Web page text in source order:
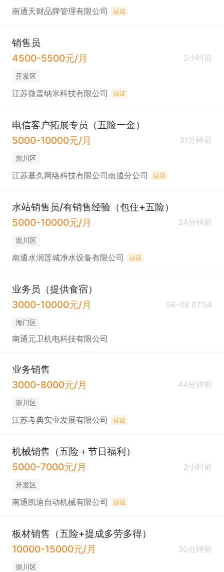
南通天财品牌管理有限公司 认证
销售员
4500-5500元/月
2小时前
开发区
江苏微普纳米科技有限公司 认证
电信客户拓展专员（五险一金）
5000-10000元/月
31分钟前
崇川区
江苏基久网络科技有限公司南通分公司 认证
水站销售员/有销售经验（包住+五险）
5000-10000元/月
24分钟前
崇川区
南通水润莲城净水设备有限公司 认证
业务员（提供食宿）
3000-10000元/月
06-08 07:54
海门区
南通元卫机电科技有限公司
业务销售
3000-8000元/月
44分钟前
崇川区
江苏考典实业发展有限公司 认证
机械销售（五险＋节日福利）
5000-7000元/月
2小时前
开发区
南通凯迪自动机械有限公司 认证
板材销售（五险+提成多劳多得）
10000-15000元/月
30分钟前
崇川区